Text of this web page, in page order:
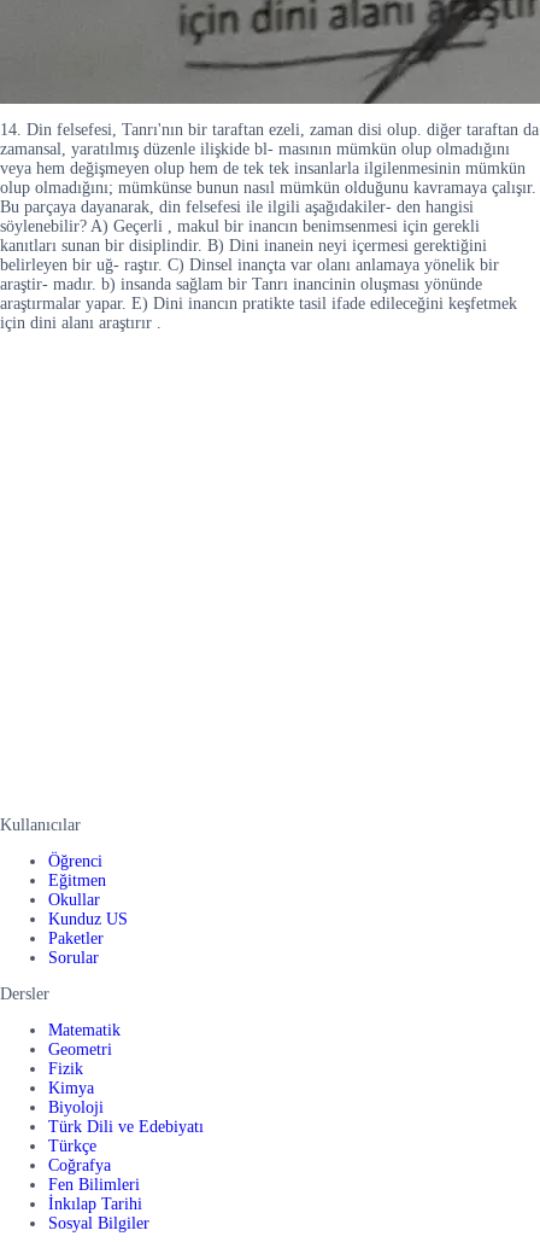
14. Din felsefesi, Tanrı'nın bir taraftan ezeli, zaman disi olup. diğer taraftan da
zamansal, yaratılmış düzenle ilişkide bl- masının mümkün olup olmadığını
veya hem değişmeyen olup hem de tek tek insanlarla ilgilenmesinin mümkün
olup olmadığını; mümkünse bunun nasıl mümkün olduğunu kavramaya çalışır.
Bu parçaya dayanarak, din felsefesi ile ilgili aşağıdakiler- den hangisi
söylenebilir? A) Geçerli , makul bir inancın benimsenmesi için gerekli
kanıtları sunan bir disiplindir. B) Dini inanein neyi içermesi gerektiğini
belirleyen bir uğ- raştır. C) Dinsel inançta var olanı anlamaya yönelik bir
araştir- madır. b) insanda sağlam bir Tanrı inancinin oluşması yönünde
araştırmalar yapar. E) Dini inancın pratikte tasil ifade edileceğini keşfetmek
için dini alanı araştırır .
Kullanıcılar
Öğrenci
Eğitmen
Okullar
Kunduz US
Paketler
Sorular
Dersler
Matematik
Geometri
Fizik
Kimya
Biyoloji
Türk Dili ve Edebiyatı
Türkçe
Coğrafya
Fen Bilimleri
İnkılap Tarihi
Sosyal Bilgiler